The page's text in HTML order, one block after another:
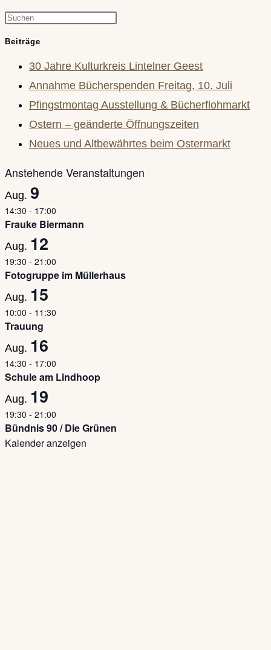
Press
close
the
search
panel.
Beiträge
30 Jahre Kulturkreis Lintelner Geest
Annahme Bücherspenden Freitag, 10. Juli
Pfingstmontag Ausstellung & Bücherflohmarkt
Ostern – geänderte Öffnungszeiten
Neues und Altbewährtes beim Ostermarkt
Anstehende Veranstaltungen
Aug. 9
14:30 - 17:00
Frauke Biermann
Aug. 12
19:30 - 21:00
Fotogruppe im Müllerhaus
Aug. 15
10:00 - 11:30
Trauung
Aug. 16
14:30 - 17:00
Schule am Lindhoop
Aug. 19
19:30 - 21:00
Bündnis 90 / Die Grünen
Kalender anzeigen